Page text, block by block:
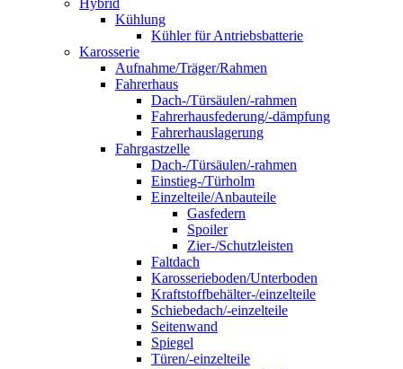
Hybrid
Kühlung
Kühler für Antriebsbatterie
Karosserie
Aufnahme/Träger/Rahmen
Fahrerhaus
Dach-/Türsäulen/-rahmen
Fahrerhausfederung/-dämpfung
Fahrerhauslagerung
Fahrgastzelle
Dach-/Türsäulen/-rahmen
Einstieg-/Türholm
Einzelteile/Anbauteile
Gasfedern
Spoiler
Zier-/Schutzleisten
Faltdach
Karosserieboden/Unterboden
Kraftstoffbehälter-/einzelteile
Schiebedach/-einzelteile
Seitenwand
Spiegel
Türen/-einzelteile